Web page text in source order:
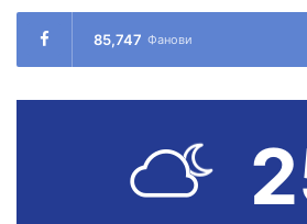
85,747 Фанови